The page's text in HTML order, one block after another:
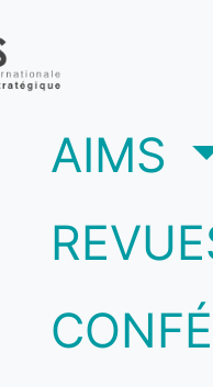
AIMS